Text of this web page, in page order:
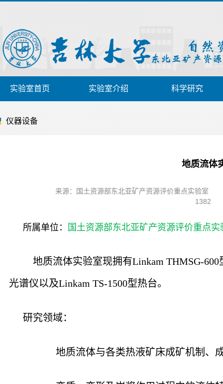
实验室首页 实验室介绍 科学研究
仪器设备
地质流体
来源：国土资源部东北亚矿产资源评价重点实验室
1382
所属单位： 国土资源部东北亚矿产资源评价重点实
地质流体实验室现拥有Linkam THMSG-600
光谱仪以及Linkam TS-1500型热台。
研究领域：
地质流体与各类热液矿床成矿机制、成